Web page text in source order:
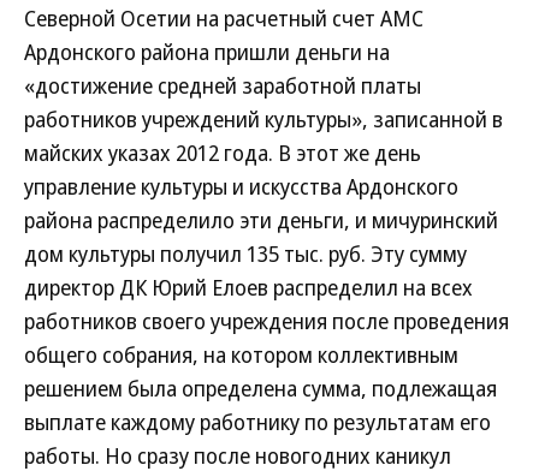
Северной Осетии на расчетный счет АМС
Ардонского района пришли деньги на
«достижение средней заработной платы
работников учреждений культуры», записанной в
майских указах 2012 года. В этот же день
управление культуры и искусства Ардонского
района распределило эти деньги, и мичуринский
дом культуры получил 135 тыс. руб. Эту сумму
директор ДК Юрий Елоев распределил на всех
работников своего учреждения после проведения
общего собрания, на котором коллективным
решением была определена сумма, подлежащая
выплате каждому работнику по результатам его
работы. Но сразу после новогодних каникул